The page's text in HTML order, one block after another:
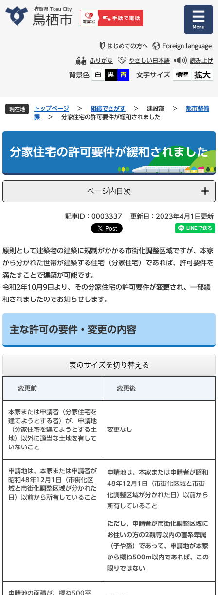
文
はじめての方へ Foreign language
ふりがな やさしい日本語 読み上げ
背景色 白 黒 青 文字サイズ 標準 拡大
現在地 トップページ > 組織でさがす > 建設部 >
都市整備
課
> 分家住宅の許可要件が緩和されました
分家住宅の許可要件が緩和されました
ページ内目次
記事ID：0003337 更新日：2023年4月1日更新
原則として建築物の建築に規制がかかる市街化調整区域ですが、本家
から分かれた世帯が建築する住宅（分家住宅）であれば、許可要件を
満たすことで建築が可能です。
令和2年10月9日より、その分家住宅の許可要件が変更され、 一部緩
和されましたのでお知らせします。
主な許可の要件・変更の内容
表のサイズを切り替える
変更前 変更後
本家または申請者（分家住宅を
建てようとする者）が、申請地
（分家住宅を建てようとする土
地）以外に適当な土地を有して
いないこと
変更なし
申請地は、本家または申請者が
昭和48年12月1日（市街化区
域と市街化調整区域が分かれた
日）以前から所有していること
申請地は、本家または申請者が昭和
48年12月1日（市街化区域と市街
化調整区域が分かれた日）以前から
所有していること
ただし、申請者が市街化調整区域に
お住いの方の2親等以内の直系卑属
（子や孫）であって、申請地が本家
から概ね500ｍ以内であれば、この
限りではない
申請地の面積が、概ね500平